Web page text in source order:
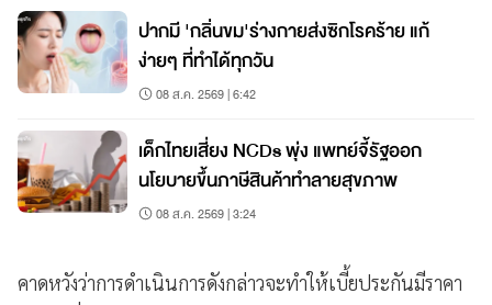
ปากมี 'กลิ่นขม'ร่างกายส่งซิกโรคร้าย แก้
ง่ายๆ ที่ทำได้ทุกวัน
08 ส.ค. 2569 | 6:42
เด็กไทยเสี่ยง NCDs พุ่ง แพทย์จี้รัฐออก
นโยบายขึ้นภาษีสินค้าทำลายสุขภาพ
08 ส.ค. 2569 | 3:24
คาดหวังว่าการดำเนินการดังกล่าวจะทำให้เบี้ยประกันมีราคา